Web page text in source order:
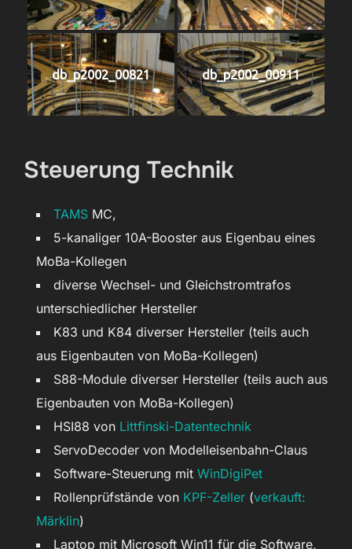
db_p2002_00821 db_p2002_00911
Steuerung Technik
TAMS MC,
5-kanaliger 10A-Booster aus Eigenbau eines
MoBa-Kollegen
diverse Wechsel- und Gleichstromtrafos
unterschiedlicher Hersteller
K83 und K84 diverser Hersteller (teils auch
aus Eigenbauten von MoBa-Kollegen)
S88-Module diverser Hersteller (teils auch aus
Eigenbauten von MoBa-Kollegen)
HSI88 von Littfinski-Datentechnik
ServoDecoder von Modelleisenbahn-Claus
Software-Steuerung mit WinDigiPet
Rollenprüfstände von KPF-Zeller (verkauft:
Märklin)
Laptop mit Microsoft Win11 für die Software,